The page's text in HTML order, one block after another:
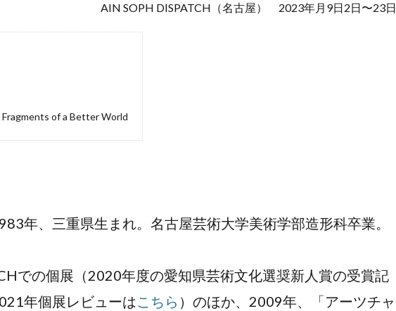
AIN SOPH DISPATCH（名古屋） 2023年月9日2日〜23日
of a Better World
年、三重県生まれ。名古屋芸術大学美術学部造形科卒業。
での個展（2020年度の愛知県芸術文化選奨新人賞の受賞記
年個展レビューはこちら ）のほか、2009年、「アーツチャ